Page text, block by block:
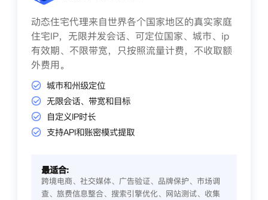
动态住宅代理来自世界各个国家地区的真实家庭
住宅IP，无限并发会话、可定位国家、城市、ip
有效期、不限带宽，只按照流量计费，不收取额
外费用。
城市和州级定位
无限会话、带宽和目标
自定义IP时长
支持API和账密模式提取
最适合:
跨境电商、社交媒体、广告验证、品牌保护、市场调
查、旅费信息整合、搜索引擎优化、网站测试、收集